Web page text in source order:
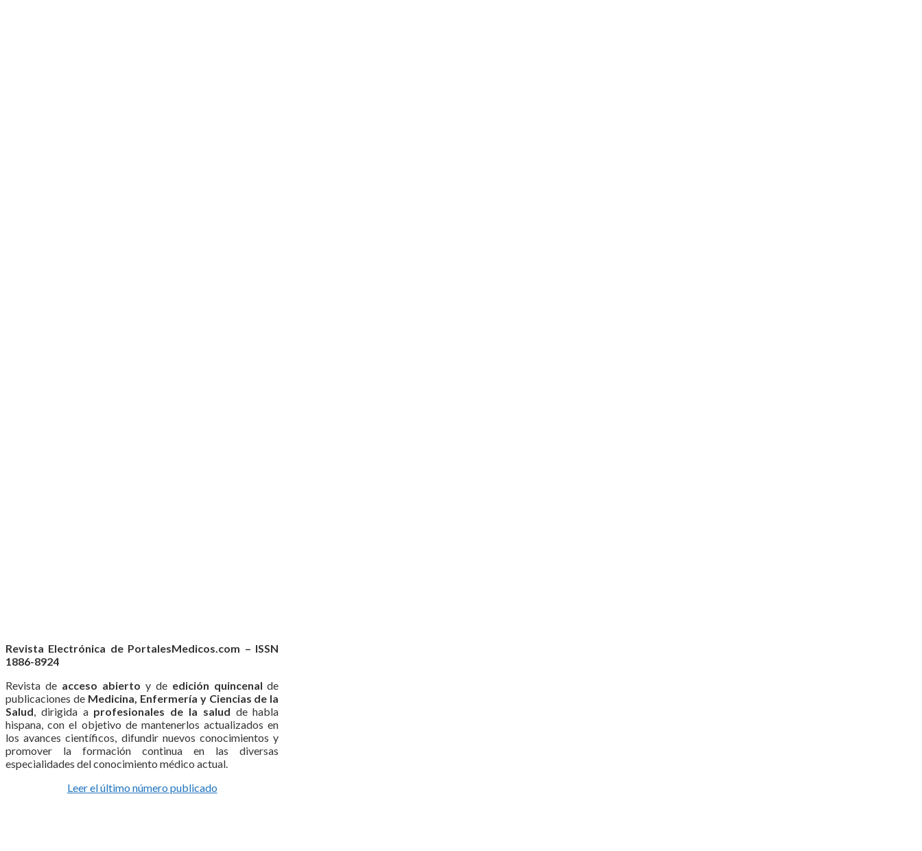
Revista Electrónica de PortalesMedicos.com – ISSN
1886-8924
Revista de acceso abierto y de edición quincenal de
publicaciones de Medicina, Enfermería y Ciencias de la
Salud, dirigida a profesionales de la salud de habla
hispana, con el objetivo de mantenerlos actualizados en
los avances científicos, difundir nuevos conocimientos y
promover la formación continua en las diversas
especialidades del conocimiento médico actual.
Leer el último número publicado